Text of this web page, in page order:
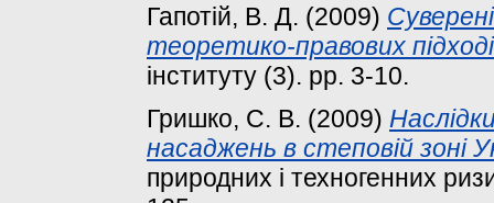
Гапотій, В. Д. (2009)
теоретико-правових
інституту (3). pp. 3-10.
Гришко, С. В. (2009)
насаджень в степовій зоні
природних і техногенних